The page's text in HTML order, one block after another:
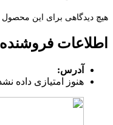
هیچ دیدگاهی برای این
اطلاعات فروشنده
آدرس:
هنوز امتیازی داده